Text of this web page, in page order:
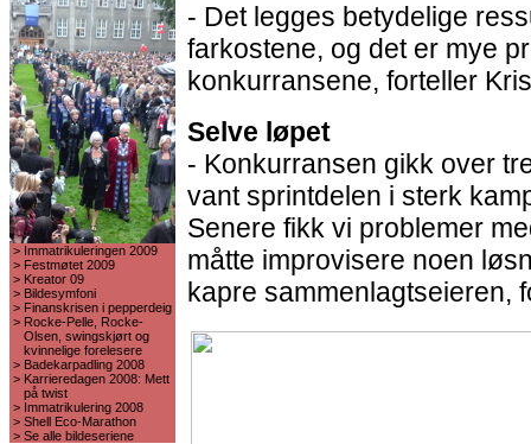
> Immatrikuleringen 2009
> Festmøtet 2009
> Kreator 09
> Bildesymfoni
> Finanskrisen i pepperdeig
> Rocke-Pelle, Rocke-
Olsen, swingskjørt og
kvinnelige forelesere
> Badekarpadling 2008
> Karrieredagen 2008: Mett
på twist
> Immatrikulering 2008
> Shell Eco-Marathon
> Se alle bildeseriene
- Det legges betydelige
farkostene, og det er mye
konkurransene, forteller
Selve løpet
- Konkurransen gikk over
vant sprintdelen i sterk
Senere fikk vi problemer
måtte improvisere noen
kapre sammenlagtseieren,